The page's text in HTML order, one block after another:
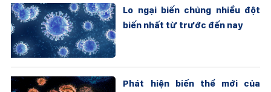
Lo ngại biến chủng nhiều đột
biến nhất từ trước đến nay
Phát hiện biến thể mới của